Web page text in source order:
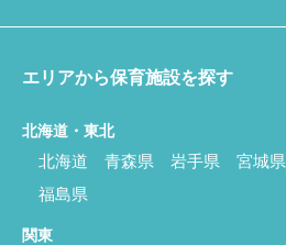
エリアから保育施設を探す
北海道・東北
北海道 青森県 岩手県 宮城県
福島県
関東